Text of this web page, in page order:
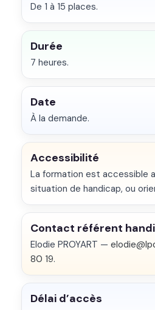
De 1 à 15 places.
Durée
7 heures.
Date
À la demande.
Accessibilité
La formation est accessible
situation de handicap, ou
Contact référent
Elodie PROYART —
80 19.
Délai d’accès